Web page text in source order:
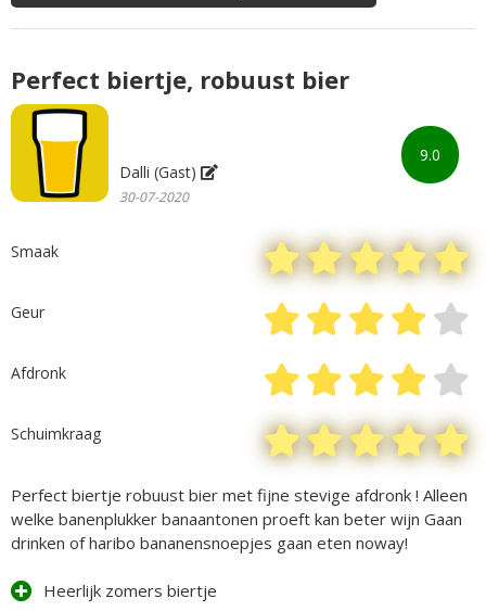
9.0
Perfect biertje, robuust bier
Dalli (Gast)
30-07-2020
Smaak
Geur
Afdronk
Schuimkraag
Perfect biertje robuust bier met fijne stevige afdronk ! Alleen
welke banenplukker banaantonen proeft kan beter wijn Gaan
drinken of haribo bananensnoepjes gaan eten noway!
Heerlijk zomers biertje